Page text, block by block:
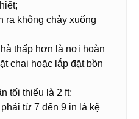
ra không chảy xuống
thấp hơn là nơi hoàn
chai hoặc lắp đặt bồn
tối thiểu là 2 ft;
từ 7 đến 9 in là kệ